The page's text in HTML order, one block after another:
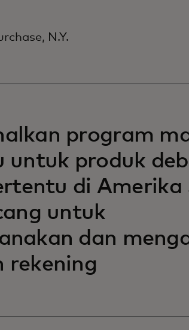
N.Y.
program
untuk produk
di Amerika
untuk
dan
rekening